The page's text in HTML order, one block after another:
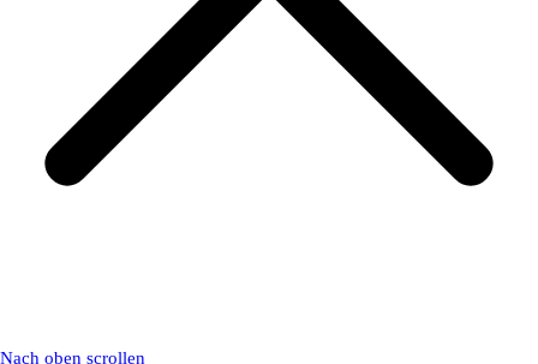
Nach oben scrollen